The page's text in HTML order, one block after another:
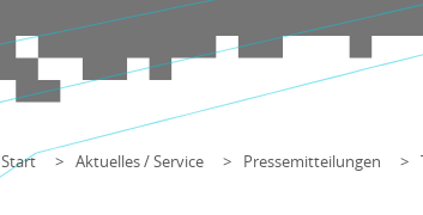
Start Aktuelles / Service Pressemitteilungen